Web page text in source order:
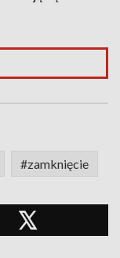
#zamknięcie